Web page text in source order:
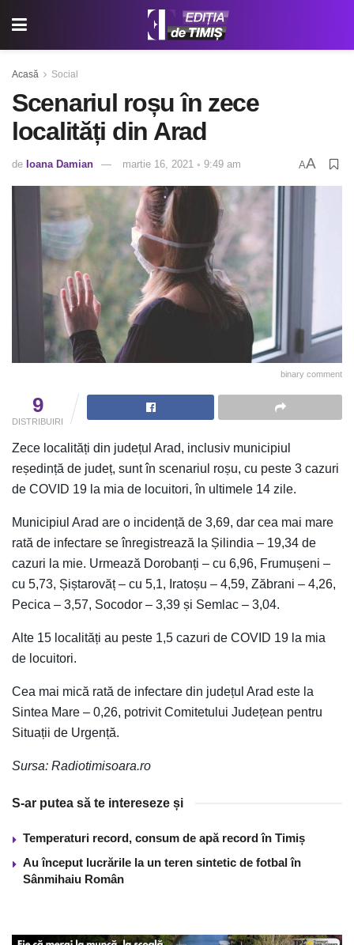
Acasă Social
Scenariul roșu în zece
localități din Arad
de Ioana Damian martie 16, 2021 ◦ 9:49 am AA
binary comment
9
DISTRIBUIRI
Zece localități din județul Arad, inclusiv municipiul
reședință de județ, sunt în scenariul roșu, cu peste 3 cazuri
de COVID 19 la mia de locuitori, în ultimele 14 zile.
Municipiul Arad are o incidență de 3,69, dar cea mai mare
rată de infectare se înregistrează la Șilindia – 19,34 de
cazuri la mie. Urmează Dorobanți – cu 6,96, Frumușeni –
cu 5,73, Șiștarovăț – cu 5,1, Iratoșu – 4,59, Zăbrani – 4,26,
Pecica – 3,57, Socodor – 3,39 și Semlac – 3,04.
Alte 15 localități au peste 1,5 cazuri de COVID 19 la mia
de locuitori.
Cea mai mică rată de infectare din județul Arad este la
Sintea Mare – 0,26, potrivit Comitetului Județean pentru
Situații de Urgență.
Sursa: Radiotimisoara.ro
S-ar putea să te intereseze și
Temperaturi record, consum de apă record în Timiș
Au început lucrările la un teren sintetic de fotbal în
Sânmihaiu Român